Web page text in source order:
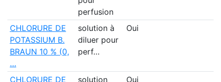
perfusion
CHLORURE DE
POTASSIUM B.
BRAUN 10 % (0,
…
solution à
diluer pour
perf…
Oui
CHLORURE DE
solution
Oui